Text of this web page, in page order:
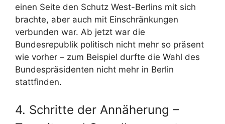
einen Seite den Schutz West-Berlins mit sich
brachte, aber auch mit Einschränkungen
verbunden war. Ab jetzt war die
Bundesrepublik politisch nicht mehr so präsent
wie vorher – zum Beispiel durfte die Wahl des
Bundespräsidenten nicht mehr in Berlin
stattfinden.
4. Schritte der Annäherung –